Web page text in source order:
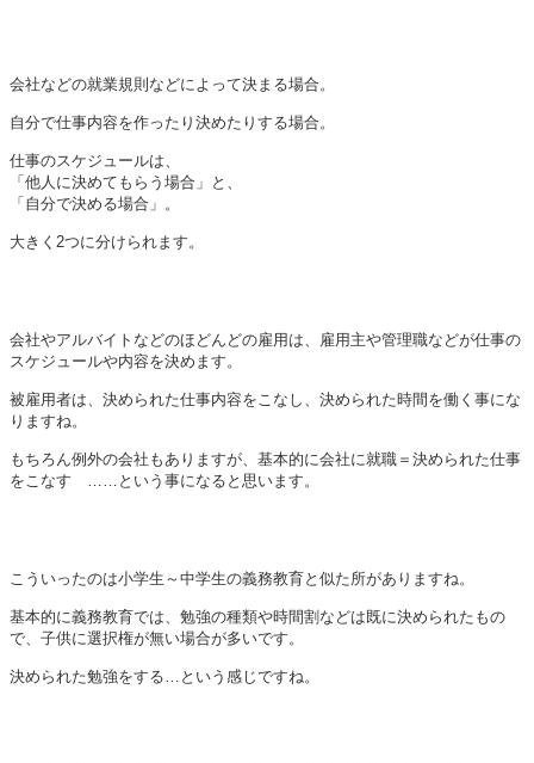
会社などの就業規則などによって決まる場合。
自分で仕事内容を作ったり決めたりする場合。
仕事のスケジュールは、
「他人に決めてもらう場合」と、
「自分で決める場合」。
大きく2つに分けられます。
会社やアルバイトなどのほどんどの雇用は、雇用主や管理職などが仕事の
スケジュールや内容を決めます。
被雇用者は、決められた仕事内容をこなし、決められた時間を働く事にな
りますね。
もちろん例外の会社もありますが、基本的に会社に就職＝決められた仕事
をこなす ……という事になると思います。
こういったのは小学生～中学生の義務教育と似た所がありますね。
基本的に義務教育では、勉強の種類や時間割などは既に決められたもの
で、子供に選択権が無い場合が多いです。
決められた勉強をする…という感じですね。